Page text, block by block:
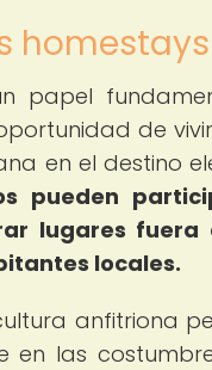
papel
de
en el destino
pueden
lugares
locales.
anfitriona
las